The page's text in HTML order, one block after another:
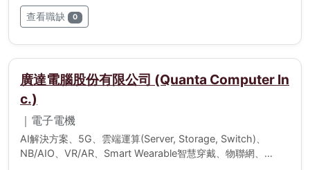
自動化等跨界結合，發展智慧家庭、智慧零售、車聯網、人機
介面顯示與資訊娛樂系統等整合解決方案，創造顯示器無所不
在的嶄新生活體驗。  友達以深厚的面板研發、製造經驗為
基礎，開發高值化及差異化產品應用，以8K4K超高解析度、量
子點廣色域、HDR超高動態範圍、Mini LED背光技術、超高刷
新率、超高亮度及低耗電等創新技術，打造可滿足客戶需求的
高值化產品。同時也投入時尚外觀設計，包括曲面、超薄、全
平面無邊框、極窄邊框、異型切割等技術開發，展現面板極致
的工藝美學。友達致力於開發新世代顯示技術，推出超高解析
度全彩主動式Micro LED顯示技術、可撓式AMOLED顯示技
術，以及多指掃描指紋辨識技術等，營造更舒適便利的智慧生
查看職缺 0
廣達電腦股份有限公司 (Quanta Computer In
c.)
｜電子電機
AI解決方案、5G、雲端運算(Server, Storage, Switch)、
NB/AIO、VR/AR、Smart Wearable智慧穿戴、物聯網、